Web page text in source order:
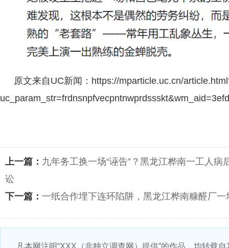
原文来自UC新闻：https://mparticle.uc.cn/
上一篇： 九年务工换一场“诬告”？黑龙江桦南一工人
讼
下一篇： 一纸合作埋下连环陷阱，黑龙江桦南糠醛厂
凡本网注明“XXX（非独立调查网）提供”的作品，均转载